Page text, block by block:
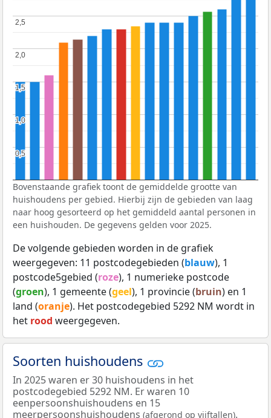
0,5
0,5
1,0
1,0
1,5
1,5
2,0
2,0
2,5
2,5
Bovenstaande grafiek toont de gemiddelde grootte van
huishoudens per gebied. Hierbij zijn de gebieden van laag
naar hoog gesorteerd op het gemiddeld aantal personen in
een huishouden. De gegevens gelden voor 2025.
De volgende gebieden worden in de grafiek
weergegeven: 11 postcodegebieden (blauw), 1
postcode5gebied (roze), 1 numerieke postcode
(groen), 1 gemeente (geel), 1 provincie (bruin) en 1
land (oranje). Het postcodegebied 5292 NM wordt in
het rood weergegeven.
Soorten huishoudens
In 2025 waren er 30 huishoudens in het
postcodegebied 5292 NM. Er waren 10
eenpersoonshuishoudens en 15
meerpersoonshuishoudens (afgerond op vijftallen).